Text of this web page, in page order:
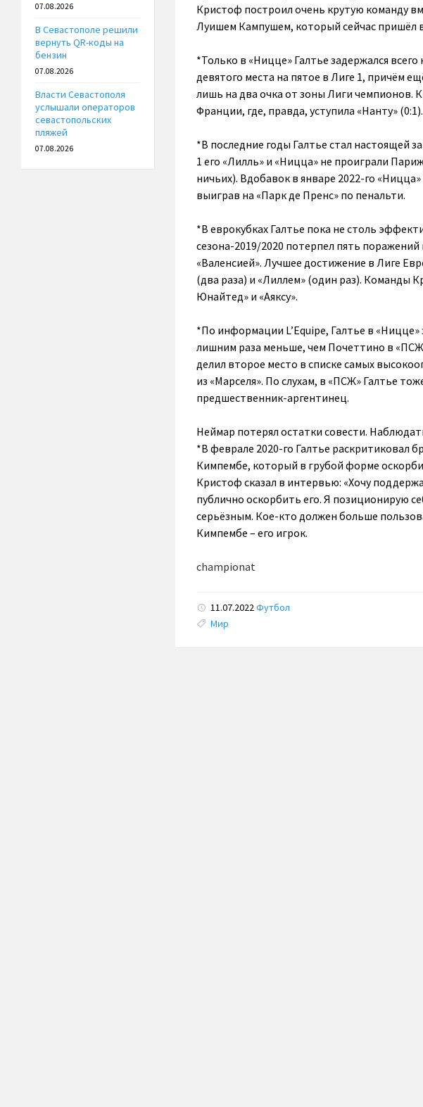
Кристоф построил очень крутую команду
Луишем Кампушем, который сейчас пришёл
*Только в «Ницце» Галтье задержался
девятого места на пятое в Лиге 1, причём
лишь на два очка от зоны Лиги чемпионов.
Франции, где, правда, уступила «Нанту» (0:1).
*В последние годы Галтье стал настоящей
1 его «Лилль» и «Ницца» не проиграли
ничьих). Вдобавок в январе 2022-го
выиграв на «Парк де Пренс» по пенальти.
*В еврокубках Галтье пока не столь
сезона-2019/2020 потерпел пять поражений
«Валенсией». Лучшее достижение в Лиге
(два раза) и «Лиллем» (один раз). Команды
Юнайтед» и «Аяксу».
*По информации L’Equipe, Галтье в «Ницце»
лишним раза меньше, чем Почеттино в
делил второе место в списке самых
из «Марселя». По слухам, в «ПСЖ» Галтье
предшественник-аргентинец.
Неймар потерял остатки совести.
*В феврале 2020-го Галтье раскритиковал
Кимпембе, который в грубой форме
Кристоф сказал в интервью: «Хочу
публично оскорбить его. Я позиционирую
серьёзным. Кое-кто должен больше
Кимпембе – его игрок.
championat
11.07.2022Футбол
Tags:
Мир
07.08.2026
В Севастополе решили
вернуть QR-коды на
бензин
07.08.2026
Власти Севастополя
услышали операторов
севастопольских
пляжей
07.08.2026